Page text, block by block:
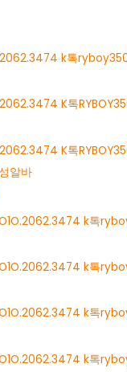
k톡
K톡
K톡
알바
k톡
k톡
k톡
k톡